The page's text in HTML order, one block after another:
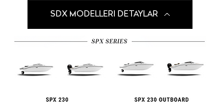
SDX MODELLERI DETAYLAR